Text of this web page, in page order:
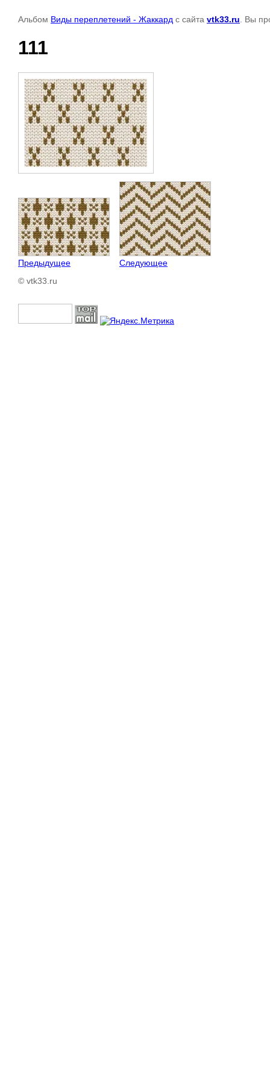
Альбом Виды переплетений - Жаккард с сайта vtk33.ru . Вы
111
Предыдущее
Следующее
© vtk33.ru